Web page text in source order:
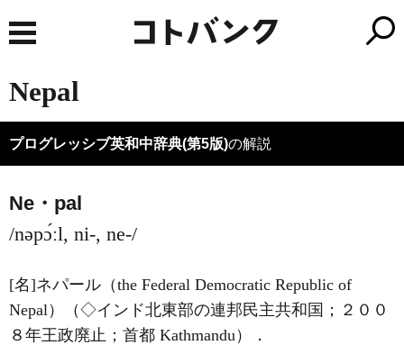
Nepal
プログレッシブ英和中辞典(第5版)の解説
Ne・pal
/nəpɔ́ːl, ni-, ne-/
[名]ネパール（the Federal Democratic Republic of
Nepal）（◇インド北東部の連邦民主共和国；２００
８年王政廃止；首都 Kathmandu）
．